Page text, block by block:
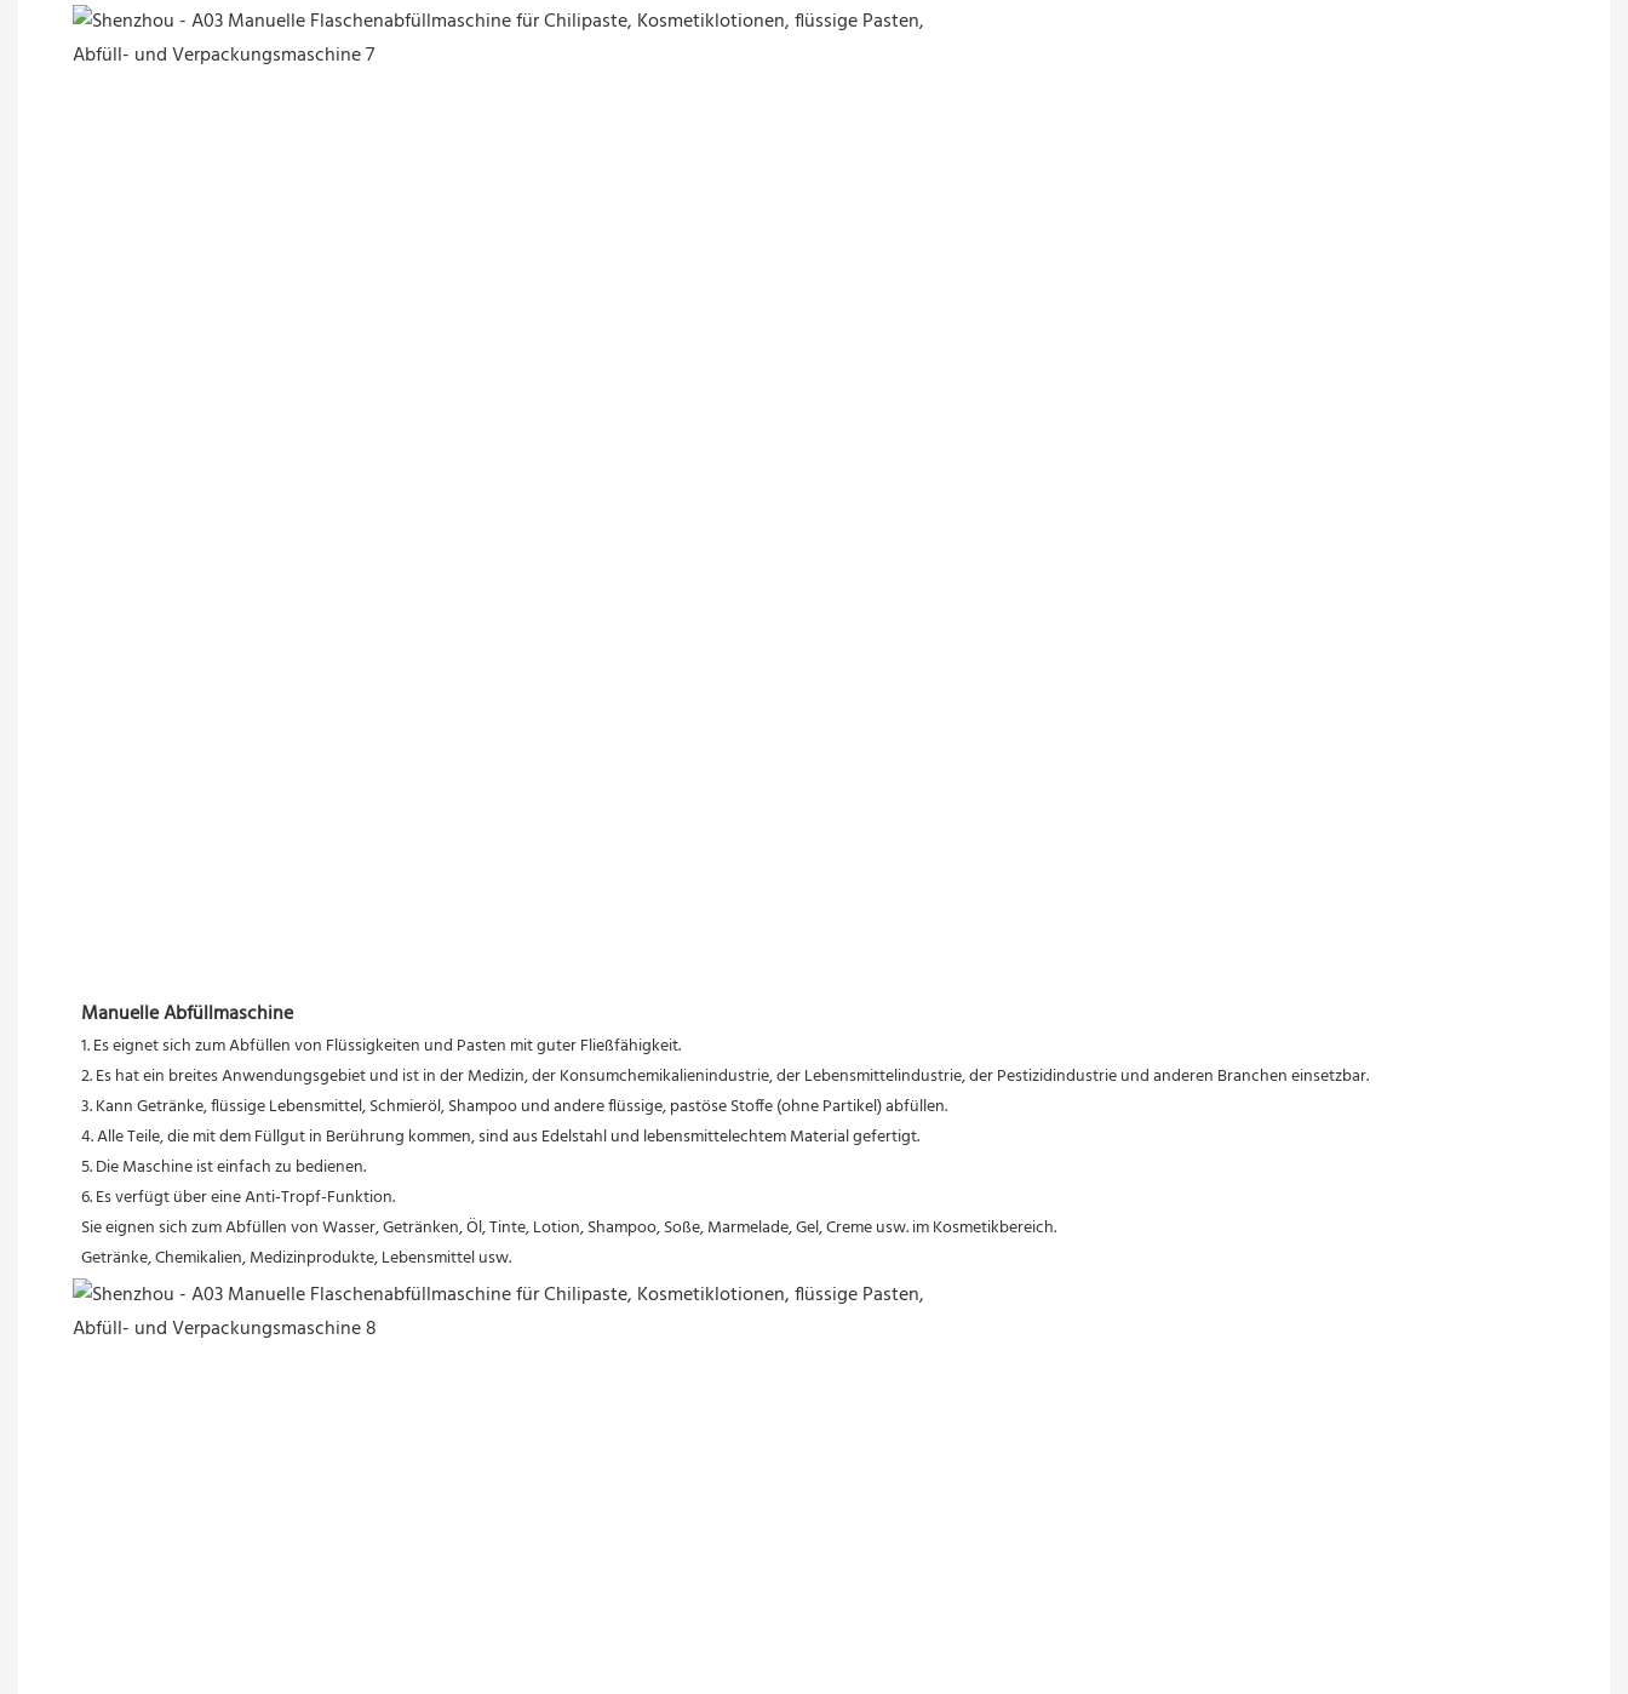
Manuelle Abfüllmaschine
1. Es eignet sich zum Abfüllen von Flüssigkeiten und Pasten mit guter Fließfähigkeit.
2. Es hat ein breites Anwendungsgebiet und ist in der Medizin, der Konsumchemikalienindustrie, der Lebensmittelindustrie, der Pestizidindustrie und anderen Branchen einsetzbar.
3. Kann Getränke, flüssige Lebensmittel, Schmieröl, Shampoo und andere flüssige, pastöse Stoffe (ohne Partikel) abfüllen.
4. Alle Teile, die mit dem Füllgut in Berührung kommen, sind aus Edelstahl und lebensmittelechtem Material gefertigt.
5. Die Maschine ist einfach zu bedienen.
6. Es verfügt über eine Anti-Tropf-Funktion.
Sie eignen sich zum Abfüllen von Wasser, Getränken, Öl, Tinte, Lotion, Shampoo, Soße, Marmelade, Gel, Creme usw. im Kosmetikbereich.
Getränke, Chemikalien, Medizinprodukte, Lebensmittel usw.